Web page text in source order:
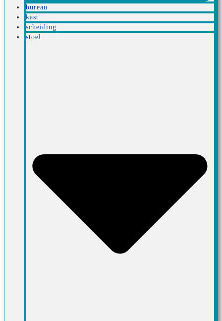
bureau
kast
scheiding
stoel